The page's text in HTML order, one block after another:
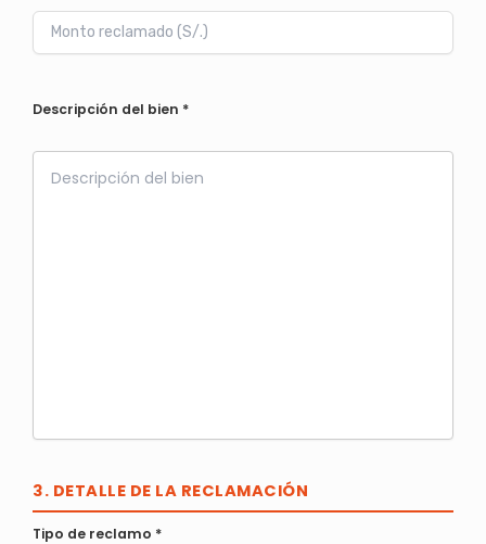
Descripción del bien *
3. DETALLE DE LA RECLAMACIÓN
Tipo de reclamo *